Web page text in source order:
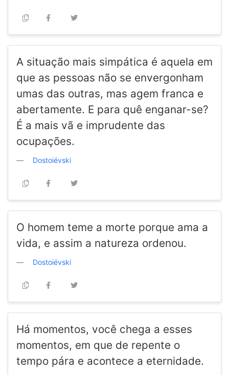
A situação mais simpática é aquela em
que as pessoas não se envergonham
umas das outras, mas agem franca e
abertamente. E para quê enganar-se?
É a mais vã e imprudente das
ocupações.
Dostoiévski
O homem teme a morte porque ama a
vida, e assim a natureza ordenou.
Dostoiévski
Há momentos, você chega a esses
momentos, em que de repente o
tempo pára e acontece a eternidade.